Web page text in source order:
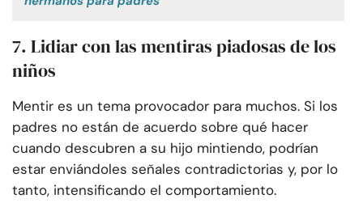
7. Lidiar con las mentiras piadosas de los
niños
Mentir es un tema provocador para muchos. Si los
padres no están de acuerdo sobre qué hacer
cuando descubren a su hijo mintiendo, podrían
estar enviándoles señales contradictorias y, por lo
tanto, intensificando el comportamiento.